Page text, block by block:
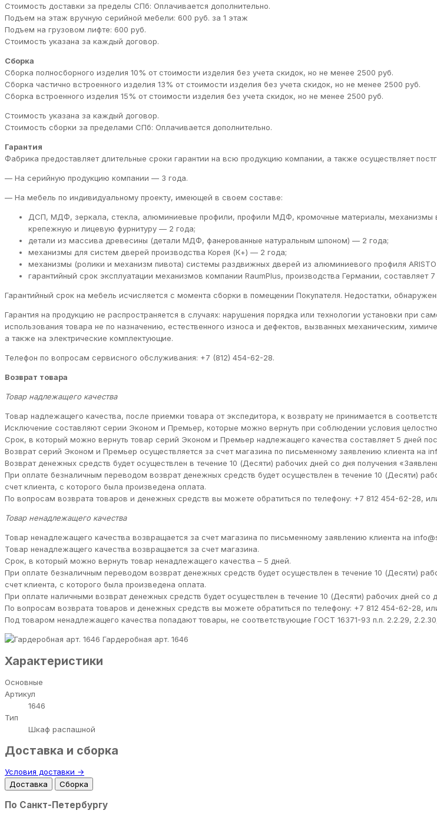
Стоимость доставки за пределы СПб: Оплачивается дополнительно.
Подъем на этаж вручную серийной мебели: 600 руб. за 1 этаж
Подъем на грузовом лифте: 600 руб.
Стоимость указана за каждый договор.
Сборка
Сборка полносборного изделия 10% от стоимости изделия без учета скидок, но не менее 2500 руб.
Сборка частично встроенного изделия 13% от стоимости изделия без учета скидок, но не менее 2500 руб.
Сборка встроенного изделия 15% от стоимости изделия без учета скидок, но не менее 2500 руб.
Стоимость указана за каждый договор.
Стоимость сборки за пределами СПб: Оплачивается дополнительно.
Гарантия
Фабрика предоставляет длительные сроки гарантии на всю продукцию компании, а также осуществляет
— На серийную продукцию компании — 3 года.
— На мебель по индивидуальному проекту, имеющей в своем составе:
ДСП, МДФ, зеркала, стекла, алюминиевые профили, профили МДФ, кромочные материалы, механизмы
крепежную и лицевую фурнитуру — 2 года;
детали из массива древесины (детали МДФ, фанерованные натуральным шпоном) — 2 года;
механизмы для систем дверей производства Корея (К+) — 2 года;
механизмы (ролики и механизм пивота) системы раздвижных дверей из алюминиевого профиля
гарантийный срок эксплуатации механизмов компании RaumPlus, производства Германии, составляет 7
Гарантийный срок на мебель исчисляется с момента сборки в помещении Покупателя. Недостатки,
Гарантия на продукцию не распространяется в случаях: нарушения порядка или технологии установки при
использования товара не по назначению, естественного износа и дефектов, вызванных механическим,
а также на электрические комплектующие.
Телефон по вопросам сервисного обслуживания: +7 (812) 454-62-28.
Возврат товара
Товар надлежащего качества
Товар надлежащего качества, после приемки товара от экспедитора, к возврату не принимается в
Исключение составляют серии Эконом и Премьер, которые можно вернуть при соблюдении условия
Срок, в который можно вернуть товар серий Эконом и Премьер надлежащего качества составляет 5 дней
Возврат серий Эконом и Премьер осуществляется за счет магазина по письменному заявлению клиента на
Возврат денежных средств будет осуществлен в течение 10 (Десяти) рабочих дней со дня получения
При оплате безналичным переводом возврат денежных средств будет осуществлен в течение 10 (Десяти)
счет клиента, с которого была произведена оплата.
По вопросам возврата товаров и денежных средств вы можете обратиться по телефону: +7 812 454-62-28,
Товар ненадлежащего качества
Товар ненадлежащего качества возвращается за счет магазина по письменному заявлению клиента на
Товар ненадлежащего качества возвращается за счет магазина.
Срок, в который можно вернуть товар ненадлежащего качества – 5 дней.
При оплате безналичным переводом возврат денежных средств будет осуществлен в течение 10 (Десяти)
счет клиента, с которого была произведена оплата.
При оплате наличными возврат денежных средств будет осуществлен в течение 10 (Десяти) рабочих дней со
По вопросам возврата товаров и денежных средств вы можете обратиться по телефону: +7 812 454-62-28,
Под товаром ненадлежащего качества попадают товары, не соответствующие ГОСТ 16371-93 п.п. 2.2.29,
Гардеробная арт. 1646
Характеристики
Основные
Артикул
1646
Тип
Шкаф распашной
Доставка и сборка
Условия доставки →
Доставка
Сборка
По Санкт-Петербургу